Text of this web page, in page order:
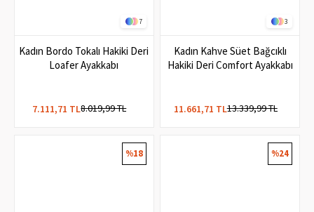
7
Kadın Bordo Tokalı Hakiki Deri
Loafer Ayakkabı
7.111,71 TL8.019,99 TL
3
Kadın Kahve Süet Bağcıklı
Hakiki Deri Comfort Ayakkabı
11.661,71 TL13.339,99 TL
%18 %24